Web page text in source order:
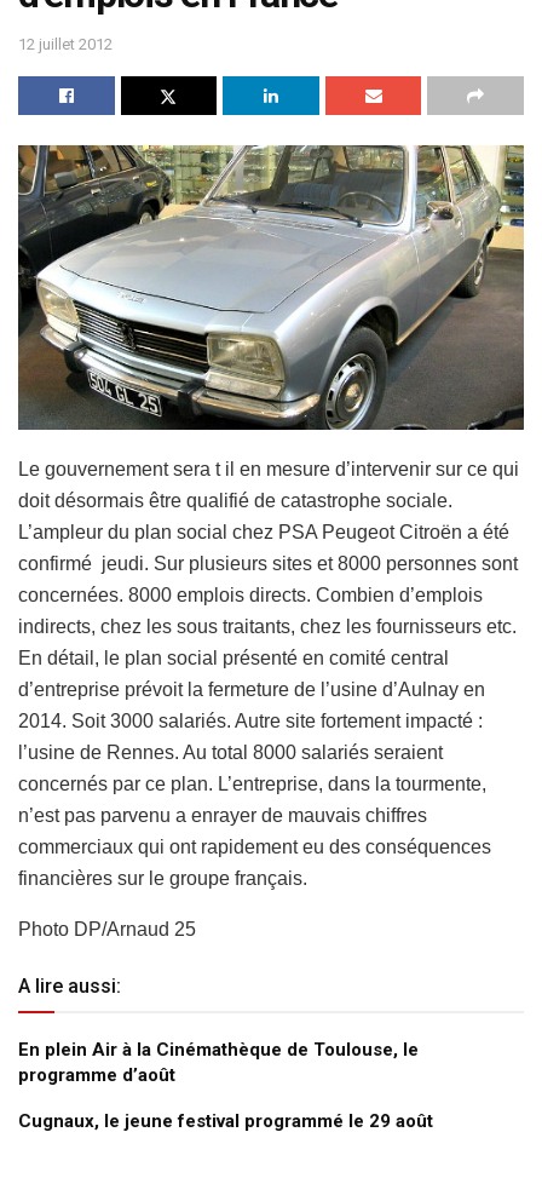
12 juillet 2012
Le gouvernement sera t il en mesure d’intervenir sur ce qui
doit désormais être qualifié de catastrophe sociale.
L’ampleur du plan social chez PSA Peugeot Citroën a été
confirmé jeudi. Sur plusieurs sites et 8000 personnes sont
concernées. 8000 emplois directs. Combien d’emplois
indirects, chez les sous traitants, chez les fournisseurs etc.
En détail, le plan social présenté en comité central
d’entreprise prévoit la fermeture de l’usine d’Aulnay en
2014. Soit 3000 salariés. Autre site fortement impacté :
l’usine de Rennes. Au total 8000 salariés seraient
concernés par ce plan. L’entreprise, dans la tourmente,
n’est pas parvenu a enrayer de mauvais chiffres
commerciaux qui ont rapidement eu des conséquences
financières sur le groupe français.
Photo DP/Arnaud 25
A lire aussi:
En plein Air à la Cinémathèque de Toulouse, le
programme d’août
Cugnaux, le jeune festival programmé le 29 août